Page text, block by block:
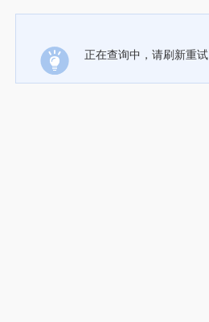
正在查询中，请刷新重试